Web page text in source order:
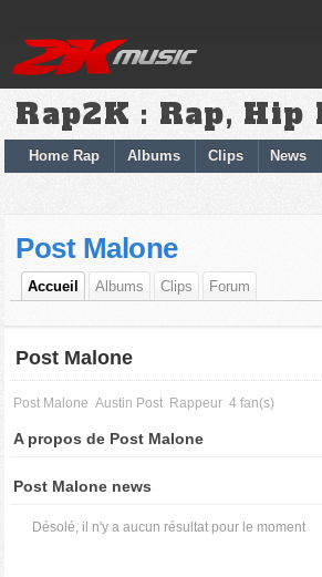
Rap2K : Rap, Hip
Home Rap Albums Clips News
Post Malone
Accueil Albums Clips Forum
Post Malone
Post Malone Austin Post Rappeur 4 fan(s)
A propos de Post Malone
Post Malone news
Désolé, il n'y a aucun résultat pour le moment